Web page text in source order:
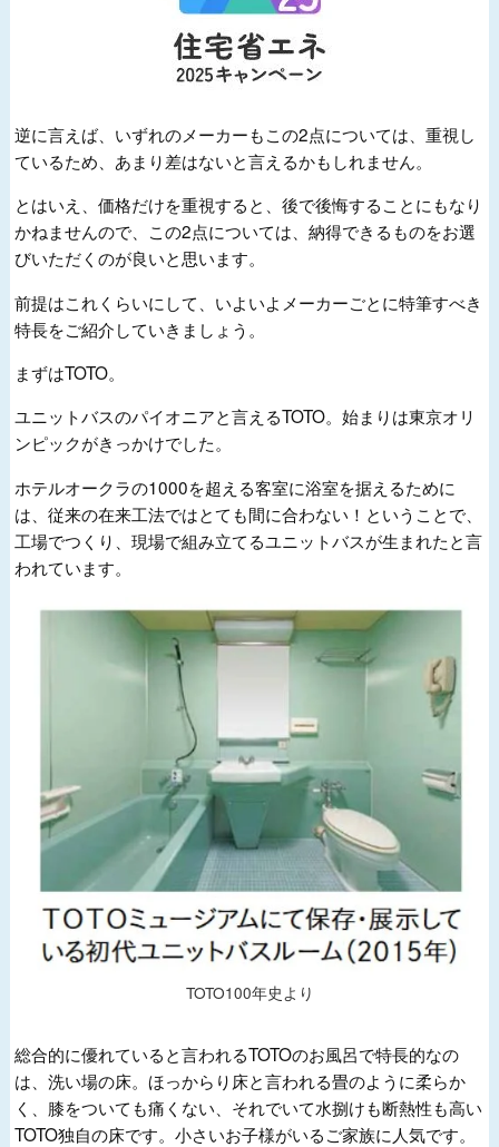
逆に言えば、いずれのメーカーもこの2点については、重視し
ているため、あまり差はないと言えるかもしれません。
とはいえ、価格だけを重視すると、後で後悔することにもなり
かねませんので、この2点については、納得できるものをお選
びいただくのが良いと思います。
前提はこれくらいにして、いよいよメーカーごとに特筆すべき
特長をご紹介していきましょう。
まずはTOTO。
ユニットバスのパイオニアと言えるTOTO。始まりは東京オリ
ンピックがきっかけでした。
ホテルオークラの1000を超える客室に浴室を据えるために
は、従来の在来工法ではとても間に合わない！ということで、
工場でつくり、現場で組み立てるユニットバスが生まれたと言
われています。
TOTO100年史より
総合的に優れていると言われるTOTOのお風呂で特長的なの
は、洗い場の床。ほっからり床と言われる畳のように柔らか
く、膝をついても痛くない、それでいて水捌けも断熱性も高い
TOTO独自の床です。小さいお子様がいるご家族に人気です。